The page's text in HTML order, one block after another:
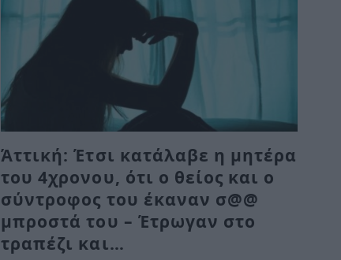
Άττική: Έτσι κατάλαβε η μητέρα
του 4χρονου, ότι ο θείος και ο
σύντροφος του έκαναν σ@@
μπροστά του – Έτρωγαν στο
τραπέζι και…